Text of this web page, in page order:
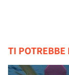
TI POTREBBE